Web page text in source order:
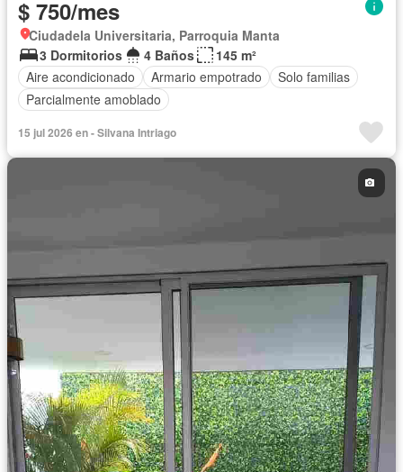
$ 750/mes
Ciudadela Universitaria, Parroquia Manta
3 Dormitorios
4 Baños
145 m²
Aire acondicionado
Armario empotrado
Solo familias
Parcialmente amoblado
15 jul 2026 en - Silvana Intriago